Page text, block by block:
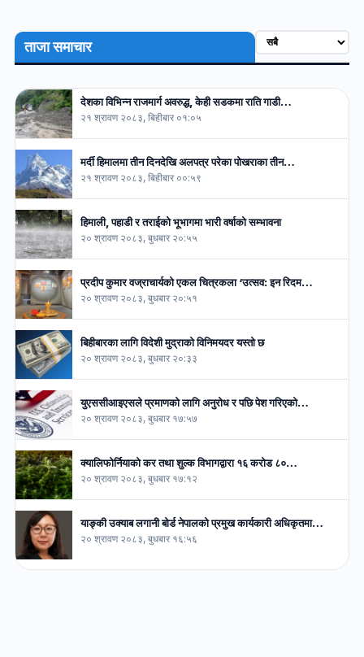
ताजा समाचार
देशका विभिन्न राजमार्ग अवरुद्ध, केही सडकमा राति गाडी…
२१ श्रावण २०८३, बिहीबार ०१:०५
मर्दी हिमालमा तीन दिनदेखि अलपत्र परेका पोखराका तीन…
२१ श्रावण २०८३, बिहीबार ००:५९
हिमाली, पहाडी र तराईको भूभागमा भारी वर्षाको सम्भावना
२० श्रावण २०८३, बुधबार २०:५५
प्रदीप कुमार वज्राचार्यको एकल चित्रकला ‘उत्सव: इन रिदम…
२० श्रावण २०८३, बुधबार २०:५१
बिहीबारका लागि विदेशी मुद्राको विनिमयदर यस्तो छ
२० श्रावण २०८३, बुधबार २०:३३
युएससीआइएसले प्रमाणको लागि अनुरोध र पछि पेश गरिएको…
२० श्रावण २०८३, बुधबार १७:५७
क्यालिफोर्नियाको कर तथा शुल्क विभागद्वारा १६ करोड ८०…
२० श्रावण २०८३, बुधबार १७:१२
याङ्की उक्याब लगानी बोर्ड नेपालको प्रमुख कार्यकारी अधिकृतमा…
२० श्रावण २०८३, बुधबार १६:५६